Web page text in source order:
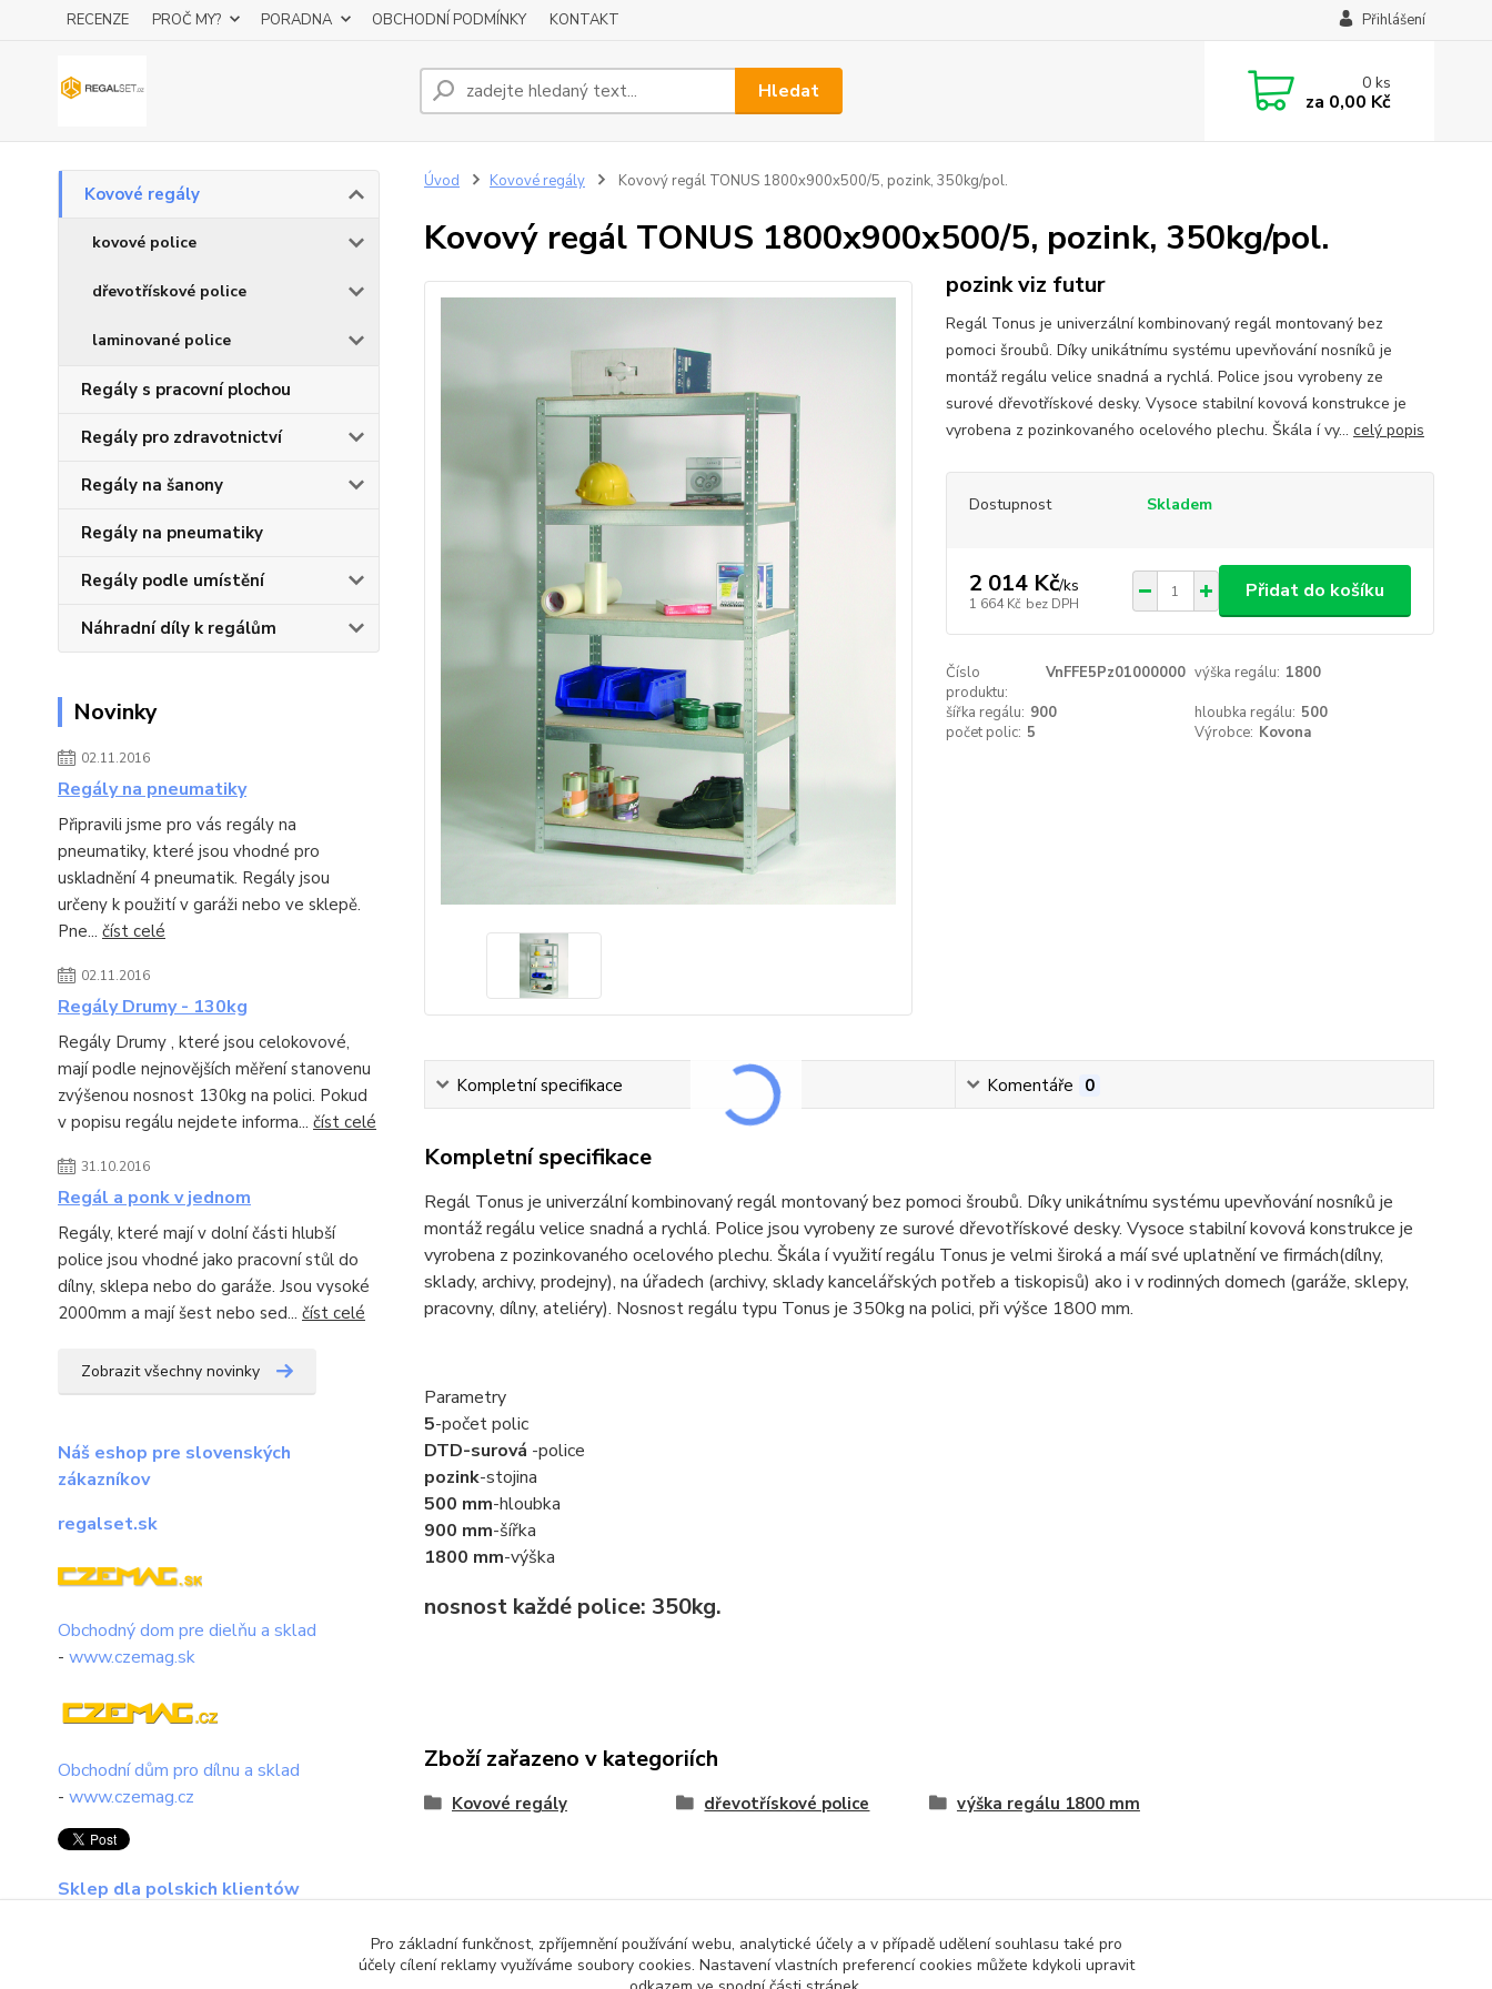
RECENZE PROČ MY? PORADNA OBCHODNÍ PODMÍNKY KONTAKT Přihlášení
Hledat 0ks
za 0,00 Kč
Kovové regály
kovové police
dřevotřískové police
laminované police
Regály s pracovní plochou
Regály pro zdravotnictví
Regály na šanony
Regály na pneumatiky
Regály podle umístění
Náhradní díly k regálům
Novinky
02.11.2016
Regály na pneumatiky
Připravili jsme pro vás regály na
pneumatiky, které jsou vhodné pro
uskladnění 4 pneumatik. Regály jsou
určeny k použití v garáži nebo ve sklepě.
Pne... číst celé
02.11.2016
Regály Drumy - 130kg
Regály Drumy , které jsou celokovové,
mají podle nejnovějších měření stanovenu
zvýšenou nosnost 130kg na polici. Pokud
v popisu regálu nejdete informa... číst celé
31.10.2016
Regál a ponk v jednom
Regály, které mají v dolní části hlubší
police jsou vhodné jako pracovní stůl do
dílny, sklepa nebo do garáže. Jsou vysoké
2000mm a mají šest nebo sed... číst celé
Zobrazit všechny novinky
Náš eshop pre slovenských
zákazníkov
regalset.sk
Obchodný dom pre dielňu a sklad
- www.czemag.sk
Obchodní dům pro dílnu a sklad
- www.czemag.cz
Sklep dla polskich klientów
Úvod Kovové regály Kovový regál TONUS 1800x900x500/5, pozink, 350kg/pol.
Kovový regál TONUS 1800x900x500/5, pozink, 350kg/pol.
pozink viz futur
Regál Tonus je univerzální kombinovaný regál montovaný bez
pomoci šroubů. Díky unikátnímu systému upevňování nosníků je
montáž regálu velice snadná a rychlá. Police jsou vyrobeny ze
surové dřevotřískové desky. Vysoce stabilní kovová konstrukce je
vyrobena z pozinkovaného ocelového plechu. Škála í vy... celý popis
Dostupnost Skladem
2 014 Kč/ks
1 664 Kč bez DPH
Přidat do košíku
Číslo
produktu:
VnFFE5Pz01000000 výška regálu: 1800
šířka regálu: 900 hloubka regálu: 500
počet polic: 5 Výrobce: Kovona
Kompletní specifikace Komentáře 0
Kompletní specifikace
Regál Tonus je univerzální kombinovaný regál montovaný bez pomoci šroubů. Díky unikátnímu systému upevňování nosníků je
montáž regálu velice snadná a rychlá. Police jsou vyrobeny ze surové dřevotřískové desky. Vysoce stabilní kovová konstrukce je
vyrobena z pozinkovaného ocelového plechu. Škála í využití regálu Tonus je velmi široká a máí své uplatnění ve firmách(dílny,
sklady, archivy, prodejny), na úřadech (archivy, sklady kancelářských potřeb a tiskopisů) ako i v rodinných domech (garáže, sklepy,
pracovny, dílny, ateliéry). Nosnost regálu typu Tonus je 350kg na polici, při výšce 1800 mm.
Parametry
5-počet polic
DTD-surová -police
pozink-stojina
500 mm-hloubka
900 mm-šířka
1800 mm-výška
nosnost každé police: 350kg.
Zboží zařazeno v kategoriích
Kovové regály dřevotřískové police výška regálu 1800 mm
Pro základní funkčnost, zpříjemnění používání webu, analytické účely a v případě udělení souhlasu také pro
účely cílení reklamy využíváme soubory cookies. Nastavení vlastních preferencí cookies můžete kdykoli upravit